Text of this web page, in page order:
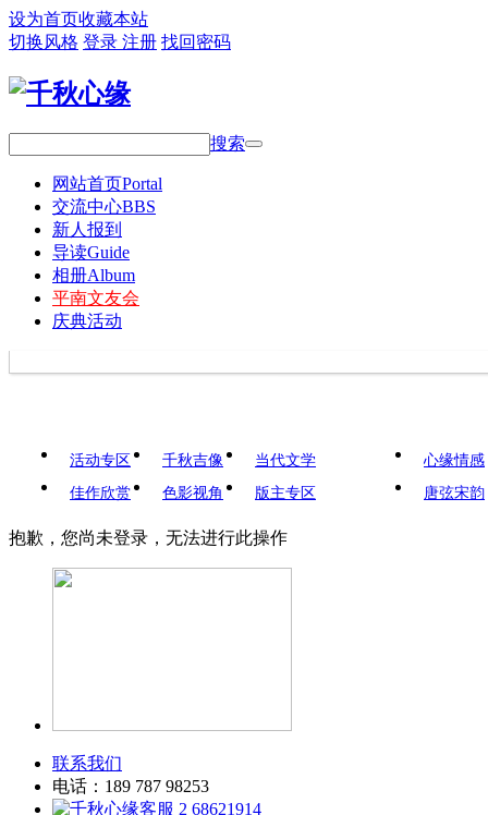
设为首页收藏本站
切换风格 登录 注册 找回密码
搜索
网站首页Portal
交流中心BBS
新人报到
导读Guide
相册Album
平南文友会
庆典活动
活动专区 千秋吉像
当代文学
佳作欣赏
色影视角 版主专区
心缘情感
唐弦宋韵
抱歉，您尚未登录，无法进行此操作
联系我们
电话：189 787 98253
68621914